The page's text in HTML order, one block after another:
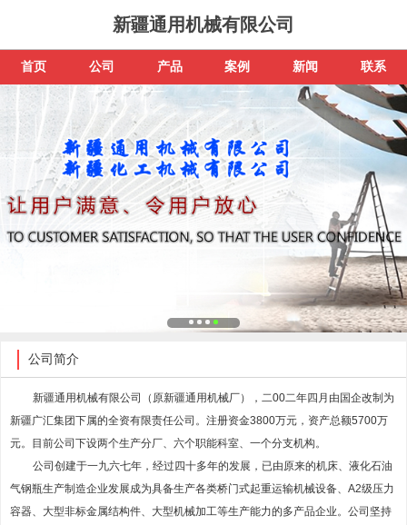
新疆通用机械有限公司
首页 公司 产品 案例 新闻 联系
公司简介
新疆通用机械有限公司（原新疆通用机械厂），二00二年四月由国企改制为
新疆广汇集团下属的全资有限责任公司。注册资金3800万元，资产总额5700万
元。目前公司下设两个生产分厂、六个职能科室、一个分支机构。
公司创建于一九六七年，经过四十多年的发展，已由原来的机床、液化石油
气钢瓶生产制造企业发展成为具备生产各类桥门式起重运输机械设备、A2级压力
容器、大型非标金属结构件、大型机械加工等生产能力的多产品企业。公司坚持